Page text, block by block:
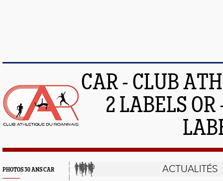
CAR - CLUB
2 LABELS
PHOTOS 30 ANS CAR ACTUALITÉS